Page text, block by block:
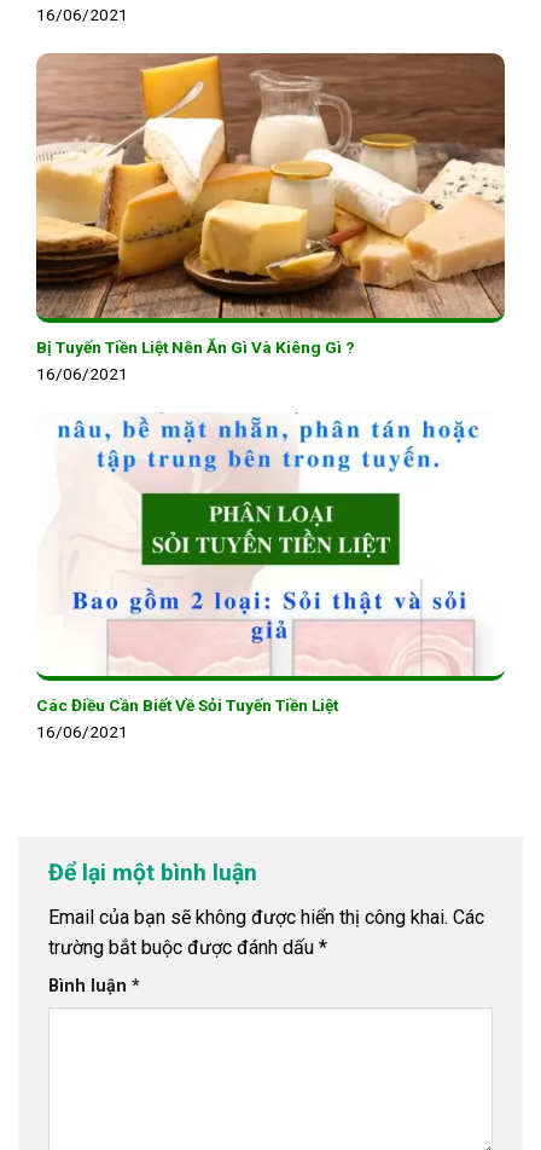
16/06/2021
Bị Tuyến Tiền Liệt Nên Ăn Gì Và Kiêng Gì ?
16/06/2021
Các Điều Cần Biết Về Sỏi Tuyến Tiền Liệt
16/06/2021
Để lại một bình luận
Email của bạn sẽ không được hiển thị công khai. Các
trường bắt buộc được đánh dấu *
Bình luận *